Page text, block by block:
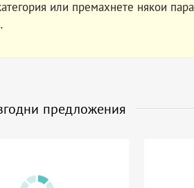
или премахнете някои
предложения